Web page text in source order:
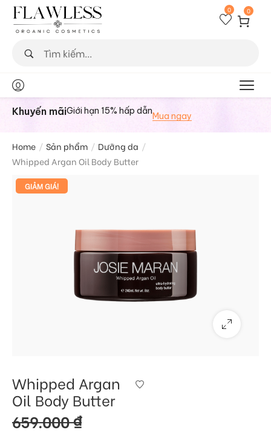
0 0
Khuyến mãiGiới hạn 15% hấp dẫn
Mua ngay
Home / Sản phẩm / Dưỡng da /
Whipped Argan Oil Body Butter
GIẢM GIÁ!
Whipped Argan
Oil Body Butter
659.000₫